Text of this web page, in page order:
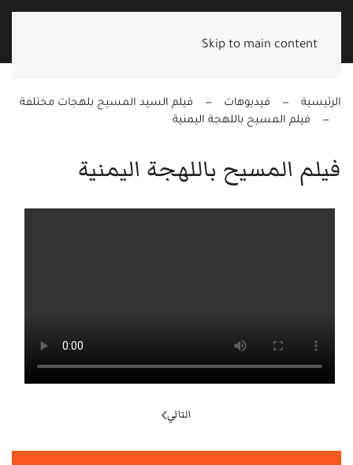
Skip to main content
الرئيسية فيديوهات
فيلم السيد المسيح بلهجات مختلفة
فيلم المسيح باللهجة اليمنية
فيلم المسيح باللهجة اليمنية
التالي